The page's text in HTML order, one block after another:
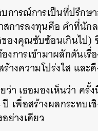
การณ์การเป็นที่ปรึก
สการลงทุนคือ คำที่นั
ของคุณซับซ้อนเกินไ
งการเข้ามาผลักดันเ
างความโปร่งใส แล
ว่า เธอมองเห็นว่า ค
เพื่อสร้างผลกระทบ
ย่างเดียว
SHARE